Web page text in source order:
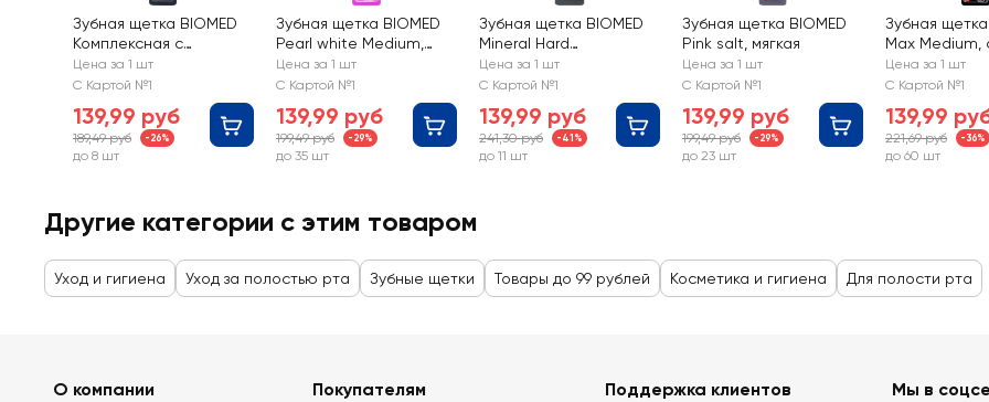
Зубная щетка BIOMED
Комплексная с
древесным углем,
средней жесткости
Цена за 1 шт
С Картой №1
139,99 руб
189,49 руб -26%
до 8 шт
Зубная щетка BIOMED
Pearl white Medium,
средняя
Цена за 1 шт
С Картой №1
139,99 руб
199,49 руб -29%
до 35 шт
Зубная щетка BIOMED
Mineral Hard
комплексная, жесткая
Цена за 1 шт
С Картой №1
139,99 руб
241,30 руб -41%
до 11 шт
Зубная щетка BIOMED
Pink salt, мягкая
Цена за 1 шт
С Картой №1
139,99 руб
199,49 руб -29%
до 23 шт
Зубная щетка
Max Medium,
Цена за 1 шт
С Картой №1
139,99
221,69 руб -36%
до 60 шт
Другие категории с этим товаром
Уход и гигиена Уход за полостью рта Зубные щетки Товары до 99 рублей Косметика и гигиена Для полости рта
О компании Покупателям Поддержка клиентов Мы в